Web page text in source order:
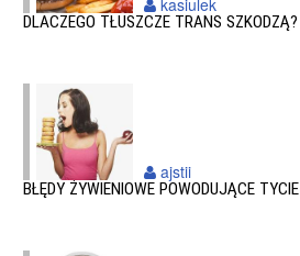
DLACZEGO TŁUSZCZE TRANS SZKODZĄ?
kasiulek
BŁĘDY ŻYWIENIOWE POWODUJĄCE TYCIE
ajstii